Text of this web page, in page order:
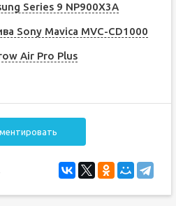
Series 9 NP900X3A
Sony Mavica MVC-CD1000
Air Pro Plus